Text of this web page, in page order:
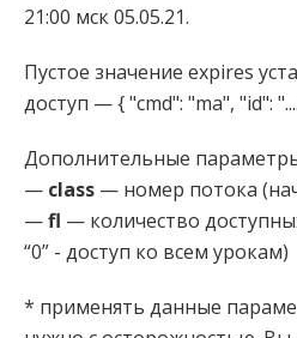
21:00 мск 05.05.21.
Пустое значение expires
доступ — { "cmd": "ma", "id":
Дополнительные
— class — номер потока
—fl — количество
“0” - доступ ко всем урокам)
* применять данные